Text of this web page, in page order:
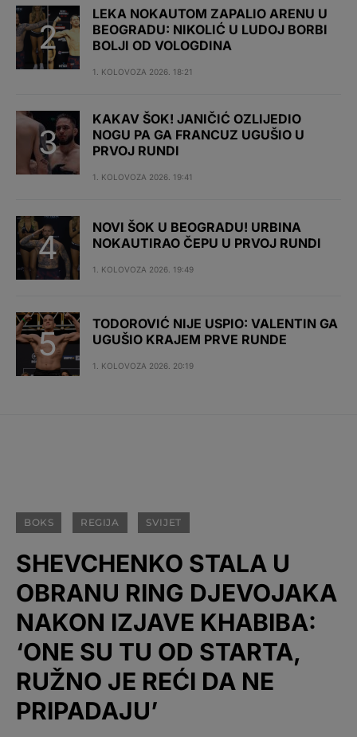
LEKA NOKAUTOM ZAPALIO ARENU U
BEOGRADU: NIKOLIĆ U LUDOJ BORBI
BOLJI OD VOLOGDINA
1. KOLOVOZA 2026. 18:21
KAKAV ŠOK! JANIČIĆ OZLIJEDIO
NOGU PA GA FRANCUZ UGUŠIO U
PRVOJ RUNDI
1. KOLOVOZA 2026. 19:41
NOVI ŠOK U BEOGRADU! URBINA
NOKAUTIRAO ČEPU U PRVOJ RUNDI
1. KOLOVOZA 2026. 19:49
TODOROVIĆ NIJE USPIO: VALENTIN GA
UGUŠIO KRAJEM PRVE RUNDE
1. KOLOVOZA 2026. 20:19
BOKS REGIJA SVIJET
SHEVCHENKO STALA U
OBRANU RING DJEVOJAKA
NAKON IZJAVE KHABIBA:
‘ONE SU TU OD STARTA,
RUŽNO JE REĆI DA NE
PRIPADAJU’